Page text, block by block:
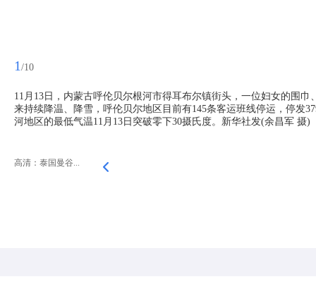
1 /10
11月13日，内蒙古呼伦贝尔根河市得耳布尔镇街头，一位妇女的围
来持续降温、降雪，呼伦贝尔地区目前有145条客运班线停运，停发
河地区的最低气温11月13日突破零下30摄氏度。新华社发(余昌军 摄)
高清：泰国曼谷...